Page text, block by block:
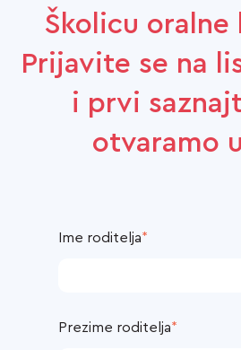
Školicu oralne
Prijavite se na
i prvi
otvaramo
Ime roditelja*
Prezime roditelja*